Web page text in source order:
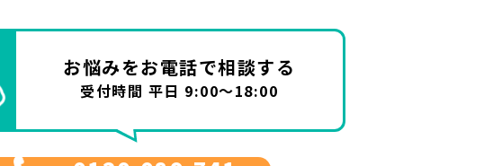
お悩みをお電話で相談する
受付時間 平日 9:00～18:00